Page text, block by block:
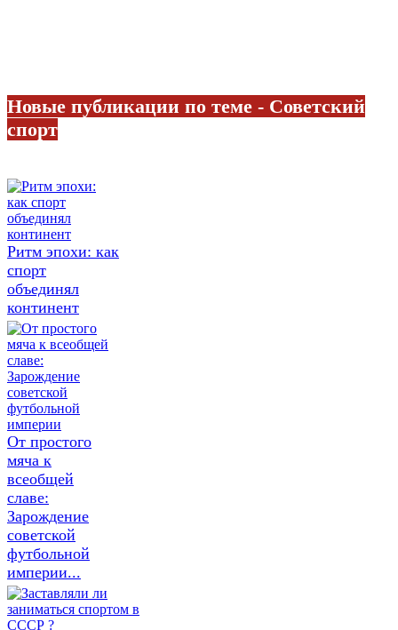
Новые публикации по теме - Советский
спорт
Ритм эпохи: как
спорт
объединял
континент
От простого
мяча к
всеобщей
славе:
Зарождение
советской
футбольной
империи...